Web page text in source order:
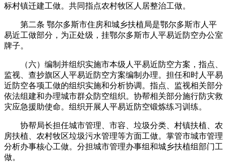
标村镇迁建工做。共同指点农村牧区人居整治工做。
第二条 鄂尔多斯市住房和城乡扶植局是鄂尔多斯市人平
易近工做部分，为正处级，挂鄂尔多斯市人平易近防空办公室
牌子。
（六）编制并组织实施市本级人平易近防空方案，指点、
监视、查抄旗区人平易近防空方案编制办理。担任和时人平易
近防空各项工做的组织实施和分析协调。指点、监视相关部分
依法组建和办理城市群众防空组织。协帮相关部分施行防灾救
灾应急援助使命。组织开展人平易近防空锻炼练习训练。
协帮局长担任城市管理、市容、垃圾分类、村镇扶植、农
房扶植、农村牧区垃圾污水管理等方面工做。掌管市城市管理
分析办事核心工做。分担城市管理办事组和城乡扶植组部门工
做。